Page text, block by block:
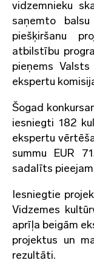
vidzemnieku
saņemto
piešķiršanu
atbilstību
pieņems
ekspertu
Šogad
iesniegti 182
ekspertu
summu EUR
sadalīts
Iesniegtie
Vidzemes
aprīļa beigām
projektus un
rezultāti.